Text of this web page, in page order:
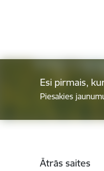
Esi pirmais,
Piesakies
Ātrās saites